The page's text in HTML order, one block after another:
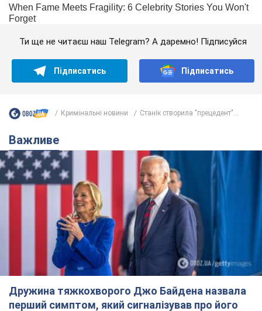
Ти ще не читаєш наш Telegram? А даремно! Підписуйся
Підписатись Підписатись
Кримінальні новини Станік створила "прецедент"...
Важливе
Дружина тяжкохворого Джо Байдена назвала
перший симптом, який сигналізував про його